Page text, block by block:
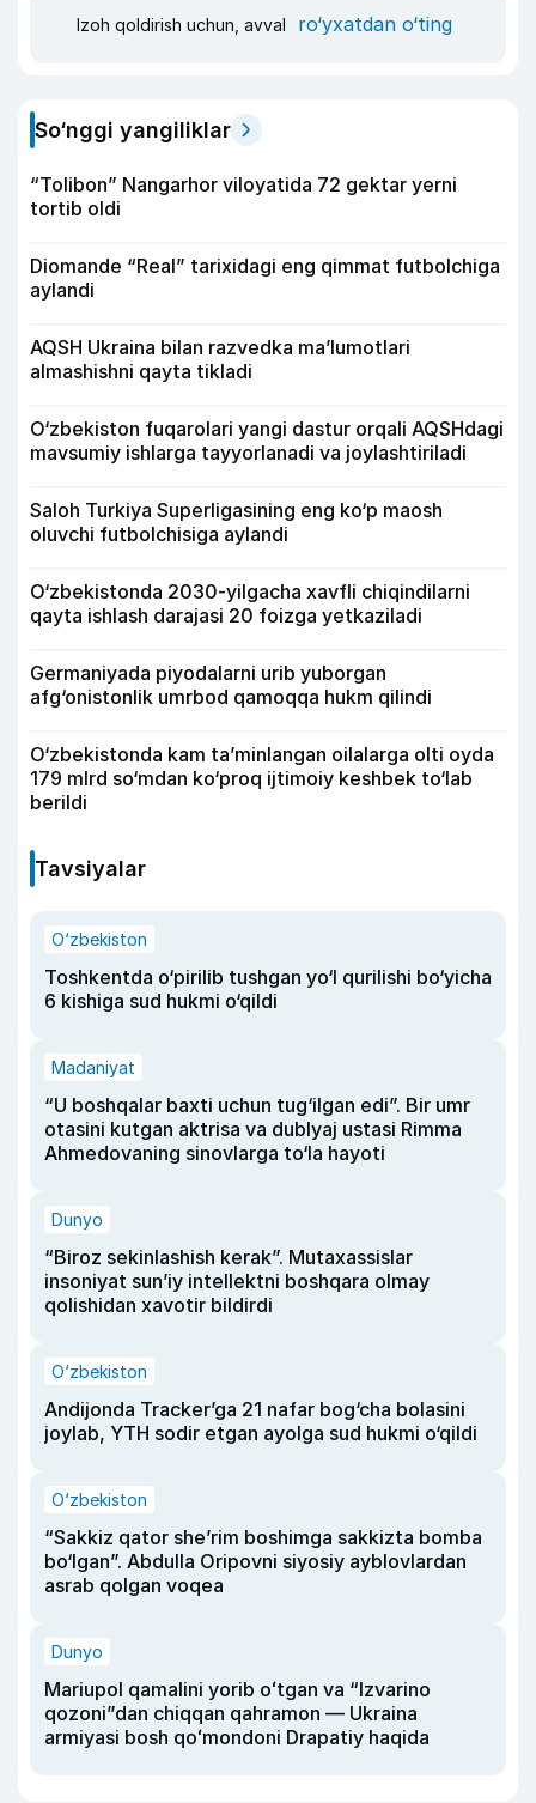
Izoh qoldirish uchun, avval ro‘yxatdan o‘ting
So‘nggi yangiliklar
“Tolibon” Nangarhor viloyatida 72 gektar yerni
tortib oldi
Diomande “Real” tarixidagi eng qimmat futbolchiga
aylandi
AQSH Ukraina bilan razvedka ma’lumotlari
almashishni qayta tikladi
O‘zbekiston fuqarolari yangi dastur orqali AQSHdagi
mavsumiy ishlarga tayyorlanadi va joylashtiriladi
Saloh Turkiya Superligasining eng ko‘p maosh
oluvchi futbolchisiga aylandi
O‘zbekistonda 2030-yilgacha xavfli chiqindilarni
qayta ishlash darajasi 20 foizga yetkaziladi
Germaniyada piyodalarni urib yuborgan
afg‘onistonlik umrbod qamoqqa hukm qilindi
O‘zbekistonda kam ta’minlangan oilalarga olti oyda
179 mlrd so‘mdan ko‘proq ijtimoiy keshbek to‘lab
berildi
Tavsiyalar
O‘zbekiston
Toshkentda o‘pirilib tushgan yo‘l qurilishi bo‘yicha
6 kishiga sud hukmi o‘qildi
Madaniyat
“U boshqalar baxti uchun tug‘ilgan edi”. Bir umr
otasini kutgan aktrisa va dublyaj ustasi Rimma
Ahmedovaning sinovlarga to‘la hayoti
Dunyo
“Biroz sekinlashish kerak”. Mutaxassislar
insoniyat sun’iy intellektni boshqara olmay
qolishidan xavotir bildirdi
O‘zbekiston
Andijonda Tracker’ga 21 nafar bog‘cha bolasini
joylab, YTH sodir etgan ayolga sud hukmi o‘qildi
O‘zbekiston
“Sakkiz qator she’rim boshimga sakkizta bomba
bo‘lgan”. Abdulla Oripovni siyosiy ayblovlardan
asrab qolgan voqea
Dunyo
Mariupol qamalini yorib oʻtgan va “Izvarino
qozoni”dan chiqqan qahramon — Ukraina
armiyasi bosh qoʻmondoni Drapatiy haqida